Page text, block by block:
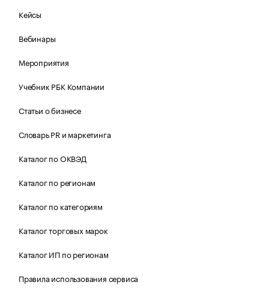
Кейсы
Вебинары
Мероприятия
Учебник РБК Компании
Статьи о бизнесе
Словарь PR и маркетинга
Каталог по ОКВЭД
Каталог по регионам
Каталог по категориям
Каталог торговых марок
Каталог ИП по регионам
Правила использования сервиса